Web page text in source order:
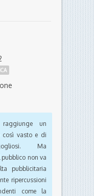
un
così vasto e di
Ma
non va
pubblicitaria
ripercussioni
come la